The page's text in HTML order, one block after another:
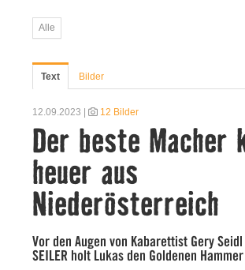
Marktbilder
Kontakt
Alle
Text Bilder
12.09.2023 | 12 Bilder
Der beste Macher
heuer aus
Niederösterreich
Vor den Augen von Kabarettist Gery
SEILER holt Lukas den Goldenen Hammer